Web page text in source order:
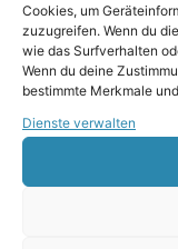
Cookies, um
zuzugreifen. Wenn du
wie das Surfverhalten
Wenn du deine
bestimmte Merkmale
Dienste verwalten